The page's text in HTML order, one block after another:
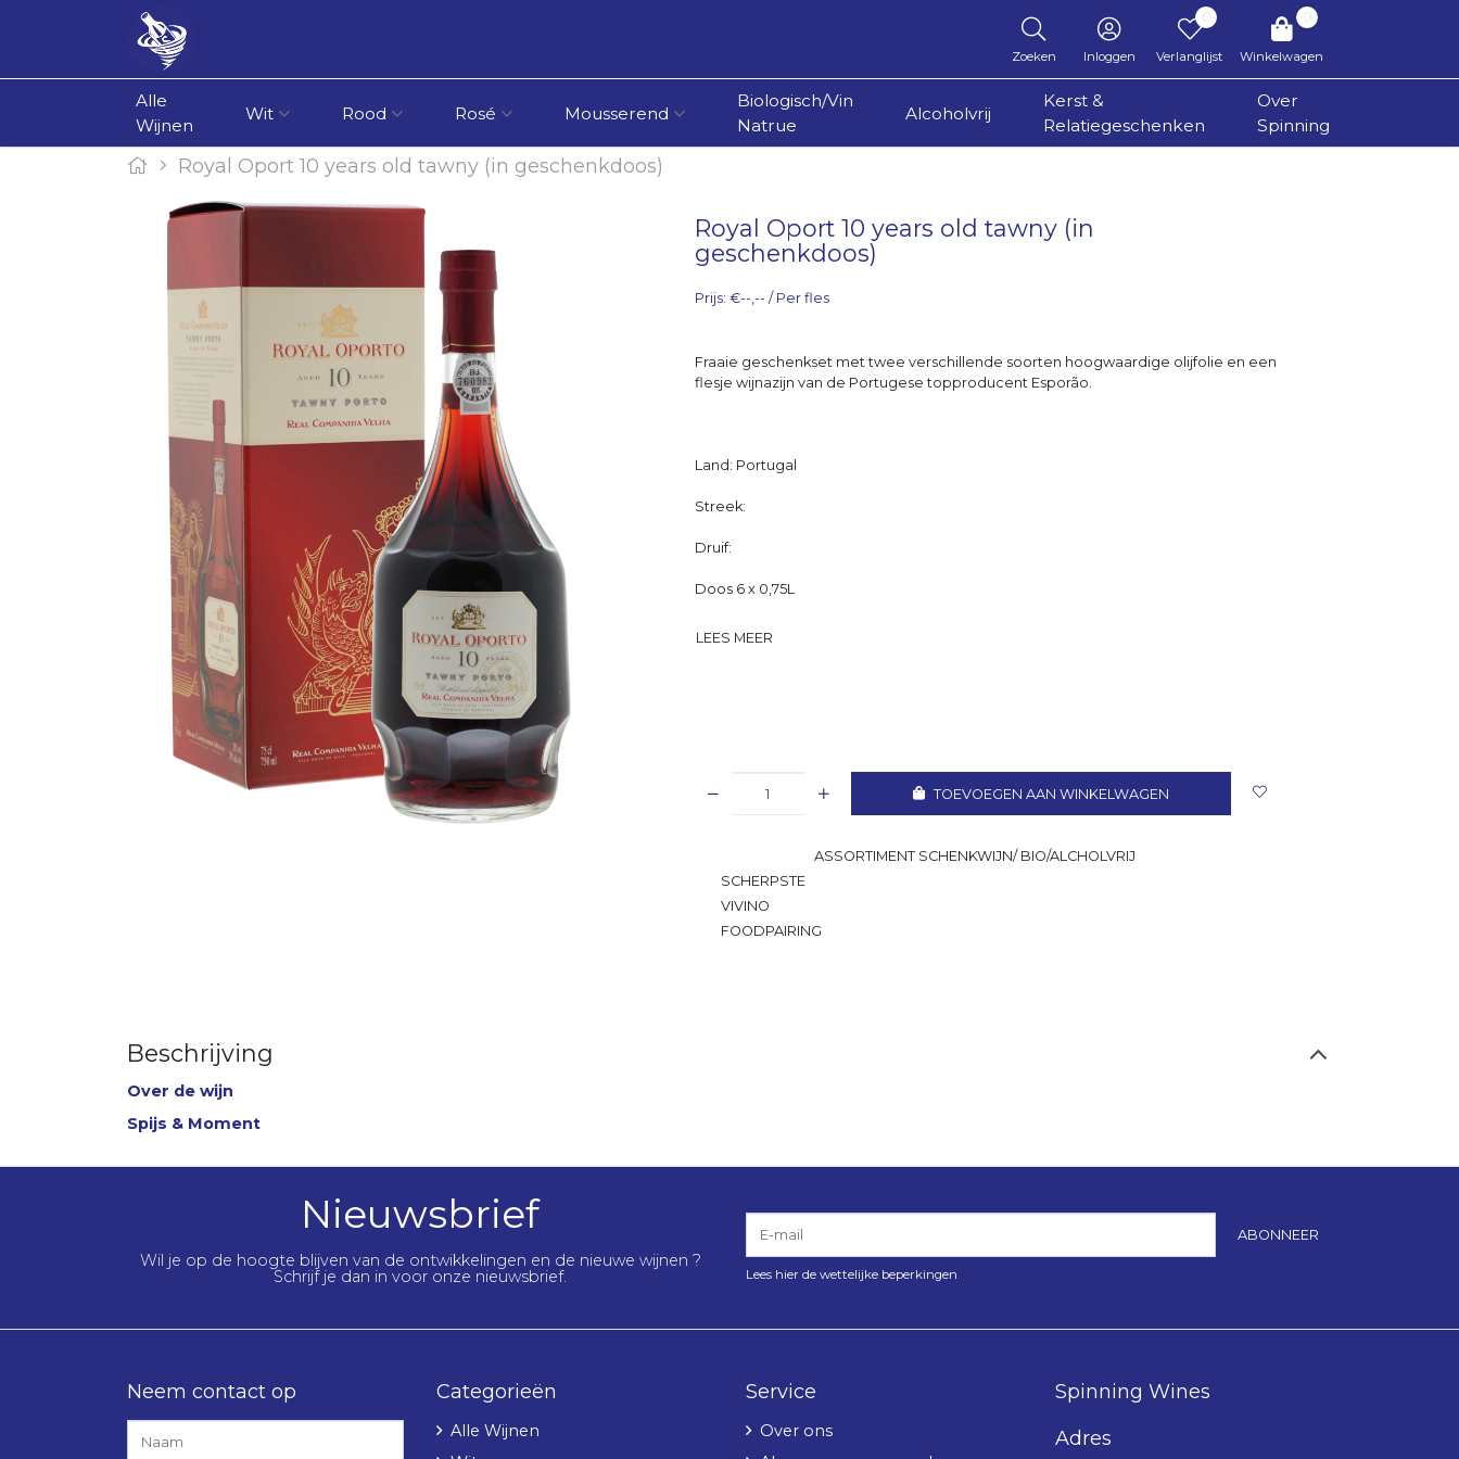
Zoeken Inloggen
0
Verlanglijst
0
Winkelwagen
Alle
Wijnen
Wit Rood Rosé Mousserend
Biologisch/Vin
Natrue
Alcoholvrij
Kerst &
Relatiegeschenken
Over
Spinning
Royal Oport 10 years old tawny (in geschenkdoos)
Royal Oport 10 years old tawny (in
geschenkdoos)
Prijs: €--,-- / Per fles
Fraaie geschenkset met twee verschillende soorten hoogwaardige olijfolie en een
flesje wijnazijn van de Portugese topproducent Esporão.
Land: Portugal
Streek:
Druif:
Doos 6 x 0,75L
LEES MEER
TOEVOEGEN AAN WINKELWAGEN
ASSORTIMENT SCHENKWIJN/ BIO/ALCHOLVRIJ
SCHERPSTE
VIVINO
FOODPAIRING
Beschrijving
Over de wijn
Spijs & Moment
Nieuwsbrief
Wil je op de hoogte blijven van de ontwikkelingen en de nieuwe wijnen ?
Schrijf je dan in voor onze nieuwsbrief.
E-mail
ABONNEER
Lees hier de wettelijke beperkingen
Neem contact op Categorieën
Alle Wijnen
Service
Over ons
Spinning Wines
Adres